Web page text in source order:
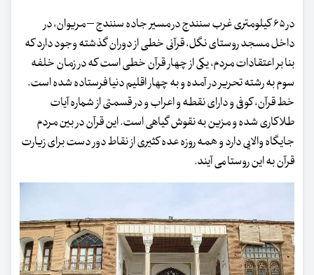
در ۶۵ کیلومتری غرب سنندج در مسیر جاده سنندج – مریوان، در
داخل مسجد روستای نگل، قرآنی خطی از دوران گذشته وجود دارد که
بنا بر اعتقادات مردم، یکی از چهار قرآن خطی است که در زمان خلفه
سوم به رشته تحریر در آمده و به چهار اقلیم دنیا فرستاده شده است.
خط قرآن، کوفی و دارای نقطه و اعراب و در قسمتی از شماره آیات
طلاکاری شده و مزین به نقوش گیاهی است. این قرآن در بین مردم
جایگاه والایی دارد و همه روزه عده کثیری از نقاط دور دست برای زیارت
قرآن به این روستا می آیند.